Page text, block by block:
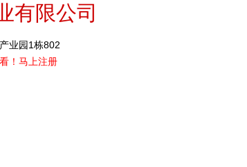
有限公司
业园1栋802
！ 马上注册